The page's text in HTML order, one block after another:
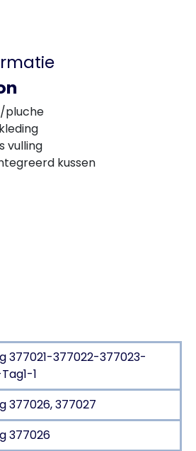
pluche
vulling
kussen
377021-377022-377023-
1
377026, 377027
377026